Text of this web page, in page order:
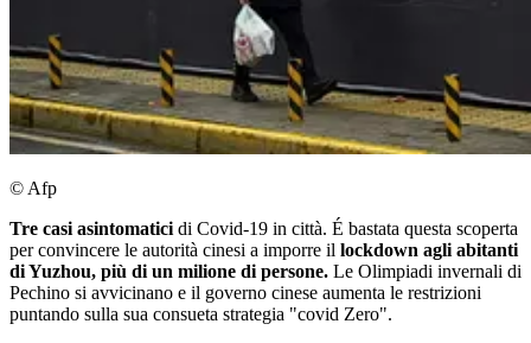
© Afp
Tre casi asintomatici di Covid-19 in città. É bastata questa scoperta
per convincere le autorità cinesi a imporre il lockdown agli abitanti
di Yuzhou, più di un milione di persone. Le Olimpiadi invernali di
Pechino si avvicinano e il governo cinese aumenta le restrizioni
puntando sulla sua consueta strategia "covid Zero".